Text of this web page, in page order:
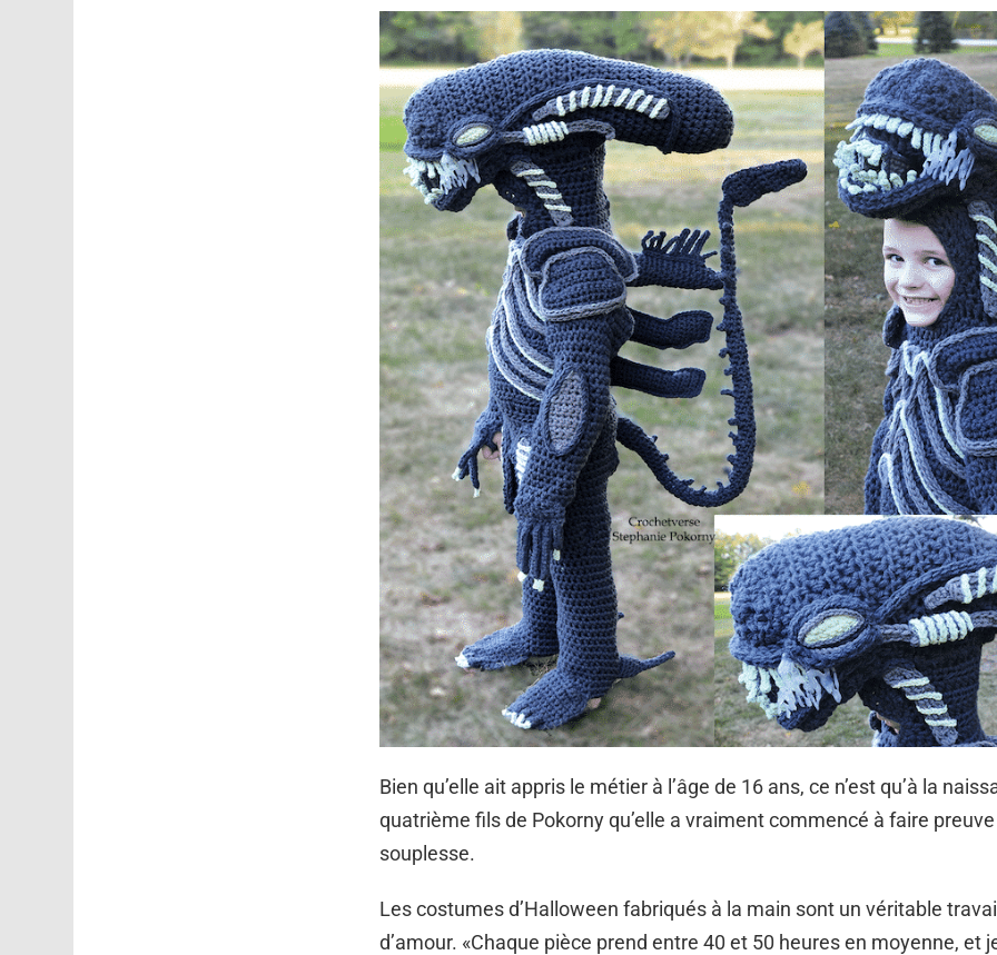
Bien qu’elle ait appris le métier à l’âge de 16 ans, ce n’est qu’à la
quatrième fils de Pokorny qu’elle a vraiment commencé à faire
souplesse.
Les costumes d’Halloween fabriqués à la main sont un véritable travail
d’amour. «Chaque pièce prend entre 40 et 50 heures en moyenne, et